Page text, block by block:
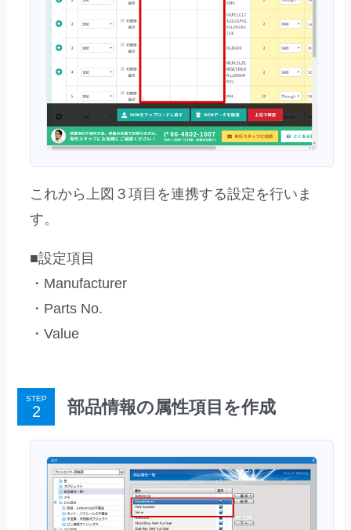
これから上図３項目を連携する設定を行いま
す。
■設定項目
・Manufacturer
・Parts No.
・Value
STEP 部品情報の属性項目を作成